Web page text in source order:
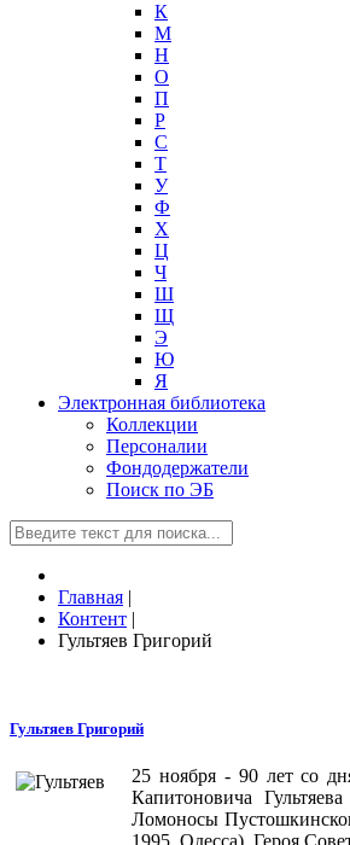
К
М
Н
О
П
Р
С
Т
У
Ф
Х
Ц
Ч
Ш
Щ
Э
Ю
Я
Электронная библиотека
Коллекции
Персоналии
Фондодержатели
Поиск по ЭБ
Главная |
Контент |
Гультяев Григорий
Гультяев Григорий
25 ноября - 90 лет со
Капитоновича
Ломоносы